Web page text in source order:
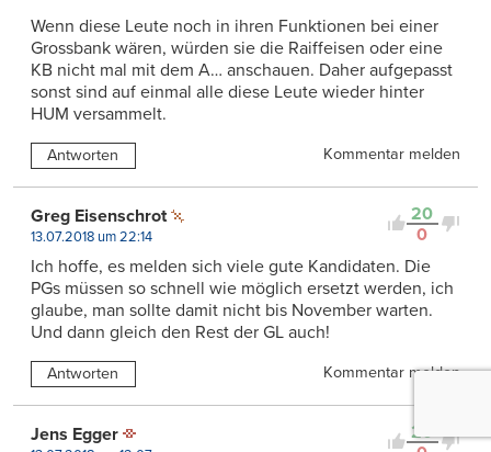
Wenn diese Leute noch in ihren Funktionen bei einer
Grossbank wären, würden sie die Raiffeisen oder eine
KB nicht mal mit dem A… anschauen. Daher aufgepasst
sonst sind auf einmal alle diese Leute wieder hinter
HUM versammelt.
Antworten Kommentar melden
20
0
Greg Eisenschrot
13.07.2018 um 22:14
Ich hoffe, es melden sich viele gute Kandidaten. Die
PGs müssen so schnell wie möglich ersetzt werden, ich
glaube, man sollte damit nicht bis November warten.
Und dann gleich den Rest der GL auch!
Antworten Kommentar melden
20
Jens Egger